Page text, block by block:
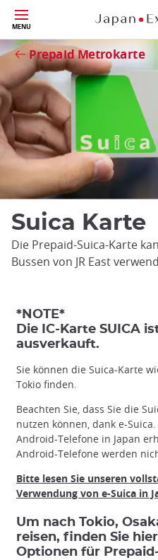
Größe
MENU
Prepaid Metrokarte
Schließen
Suica Karte
Die Prepaid-Suica-Karte
Bussen von JR East
*NOTE*
Die IC-Karte SUICA
ausverkauft.
Sie können die Suica-Karte
Tokio finden.
Beachten Sie, dass Sie die
nutzen können, dank e-
Android-Telefone in Japan
Android-Telefone werden
Bitte lesen Sie unseren
Verwendung von e-Suica in
Um nach Tokio,
reisen, finden Sie
Optionen für